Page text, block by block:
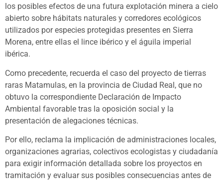
los posibles efectos de una futura explotación minera a cielo
abierto sobre hábitats naturales y corredores ecológicos
utilizados por especies protegidas presentes en Sierra
Morena, entre ellas el lince ibérico y el águila imperial
ibérica.
Como precedente, recuerda el caso del proyecto de tierras
raras Matamulas, en la provincia de Ciudad Real, que no
obtuvo la correspondiente Declaración de Impacto
Ambiental favorable tras la oposición social y la
presentación de alegaciones técnicas.
Por ello, reclama la implicación de administraciones locales,
organizaciones agrarias, colectivos ecologistas y ciudadanía
para exigir información detallada sobre los proyectos en
tramitación y evaluar sus posibles consecuencias antes de